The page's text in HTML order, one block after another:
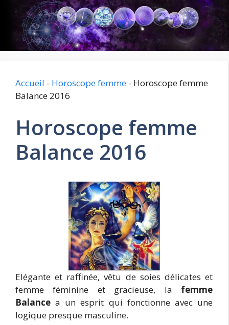
contenu
Accueil - Horoscope femme - Horoscope femme
Balance 2016
Horoscope femme
Balance 2016
Elégante et raffinée, vêtu de soies délicates et
femme féminine et gracieuse, la femme
Balance a un esprit qui fonctionne avec une
logique presque masculine.